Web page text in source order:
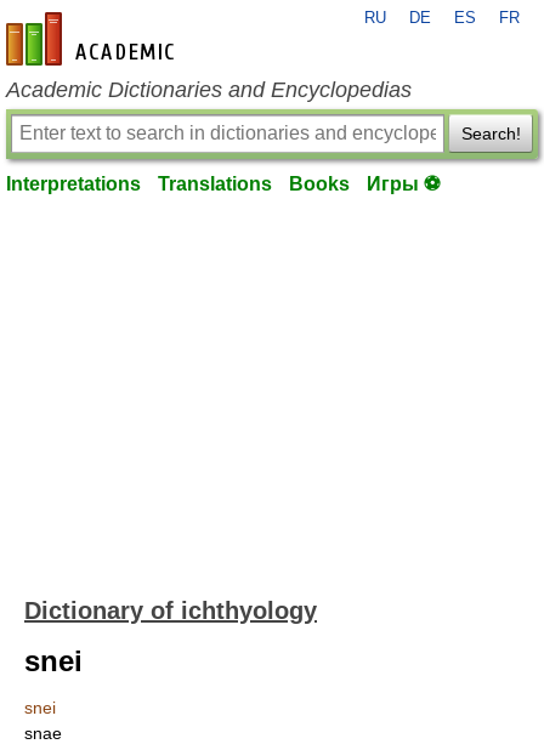
en-academic.com
RU DE ES FR
Academic Dictionaries and Encyclopedias
Search!
Interpretations Translations Books Игры ⚽
Dictionary of ichthyology
snei
snei
snae